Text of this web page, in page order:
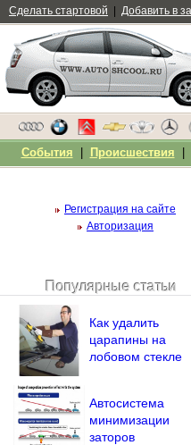
Регистрация на сайте
Авторизация
Напомнить пароль?
Популярные статьи
Как удалить
царапины на
лобовом стекле
Автосистема
минимизации
заторов
Сделать стартовой Добавить в
События Происшествия